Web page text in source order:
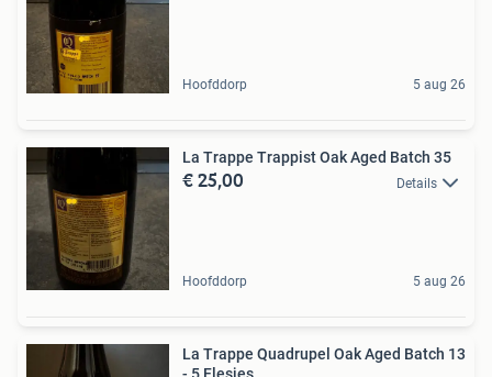
Hoofddorp 5 aug 26
La Trappe Trappist Oak Aged Batch 35
€ 25,00 Details
Hoofddorp 5 aug 26
La Trappe Quadrupel Oak Aged Batch 13